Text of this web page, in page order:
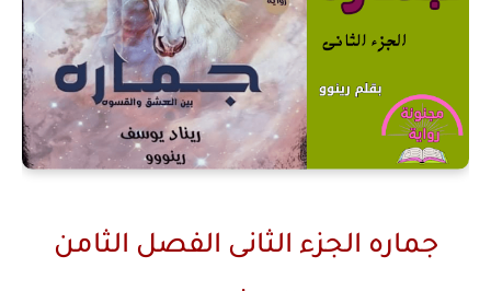
جماره الجزء الثانى الفصل الثامن